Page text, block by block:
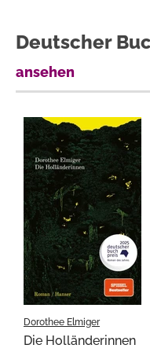
Deutscher
ansehen
Dorothee Elmiger
Die Holländerinnen